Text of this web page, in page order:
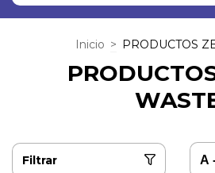
Inicio > PRODUCTOS
Filtrar